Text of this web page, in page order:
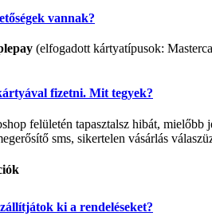
vannak?
(elfogadott kártyatípusok:
fizetni. Mit tegyek?
felületén tapasztalsz hibát,
sms, sikertelen vásárlás
ki a rendeléseket?